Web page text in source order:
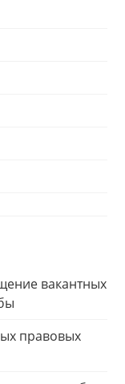
вакантных
правовых